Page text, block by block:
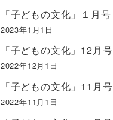
「子どもの文化」１月号
2023年1月1日
「子どもの文化」12月号
2022年12月1日
「子どもの文化」11月号
2022年11月1日